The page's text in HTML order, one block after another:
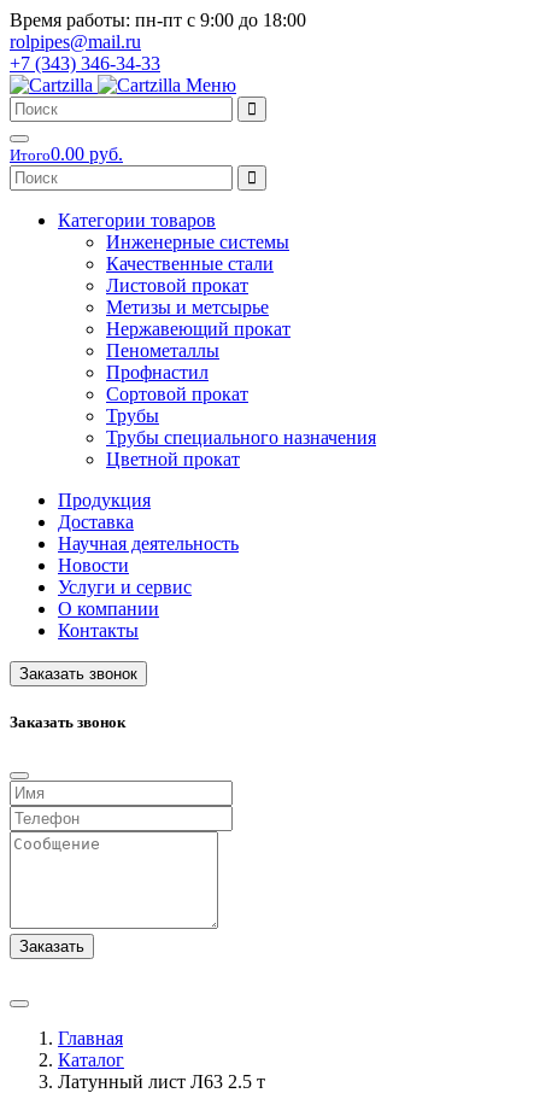
Время работы: пн-пт с 9:00 до 18:00
rolpipes@mail.ru
+7 (343) 346-34-33
Меню
Итого0.00 руб.
Категории товаров
Инженерные системы
Качественные стали
Листовой прокат
Метизы и метсырье
Нержавеющий прокат
Пенометаллы
Профнастил
Сортовой прокат
Трубы
Трубы специального назначения
Цветной прокат
Продукция
Доставка
Научная деятельность
Новости
Услуги и сервис
О компании
Контакты
Заказать звонок
Заказать звонок
Заказать
Главная
Каталог
Латунный лист Л63 2.5 т